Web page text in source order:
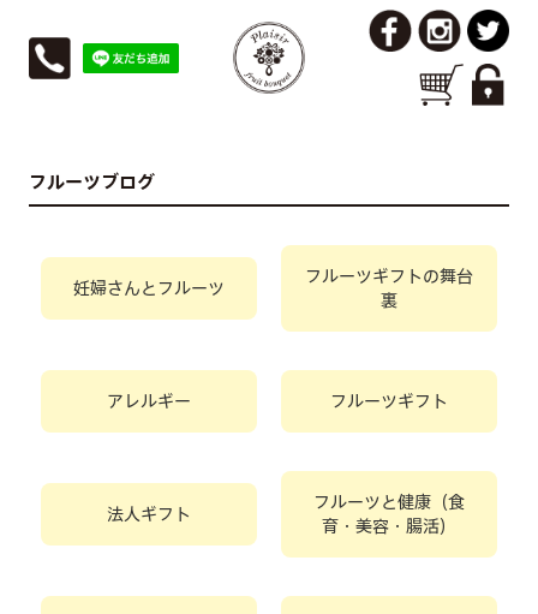
フルーツブログ
妊婦さんとフルーツ
フルーツギフトの舞台
裏
アレルギー フルーツギフト
法人ギフト
フルーツと健康（食
育・美容・腸活）